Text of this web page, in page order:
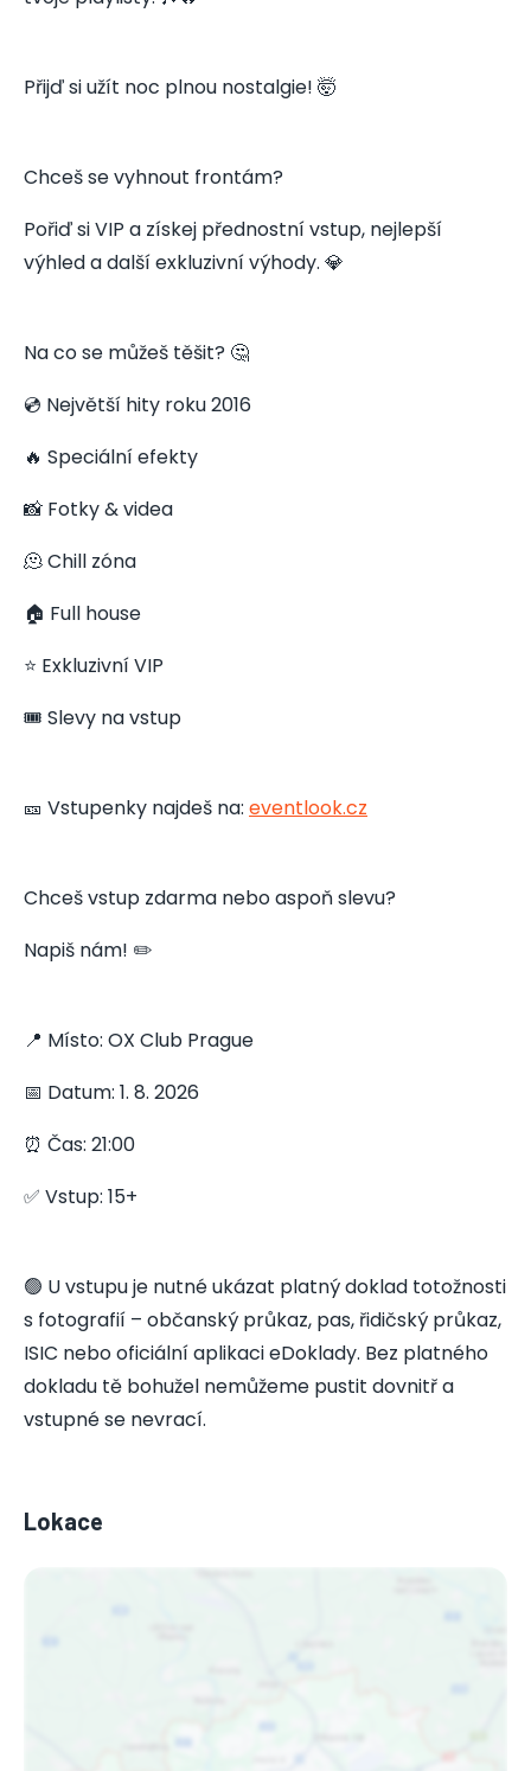
Přijď si užít noc plnou nostalgie! 🤯
Chceš se vyhnout frontám?
Pořiď si VIP a získej přednostní vstup, nejlepší
výhled a další exkluzivní výhody. 💎
Na co se můžeš těšit? 🤔
💿 Největší hity roku 2016
🔥 Speciální efekty
📸 Fotky & videa
🫠 Chill zóna
🏠 Full house
⭐ Exkluzivní VIP
🎟️ Slevy na vstup
🎫 Vstupenky najdeš na: eventlook.cz
Chceš vstup zdarma nebo aspoň slevu?
Napiš nám! ✏️
📍 Místo: OX Club Prague
📅 Datum: 1. 8. 2026
⏰ Čas: 21:00
✅ Vstup: 15+
🟢 U vstupu je nutné ukázat platný doklad totožnosti
s fotografií – občanský průkaz, pas, řidičský průkaz,
ISIC nebo oficiální aplikaci eDoklady. Bez platného
dokladu tě bohužel nemůžeme pustit dovnitř a
vstupné se nevrací.
Lokace